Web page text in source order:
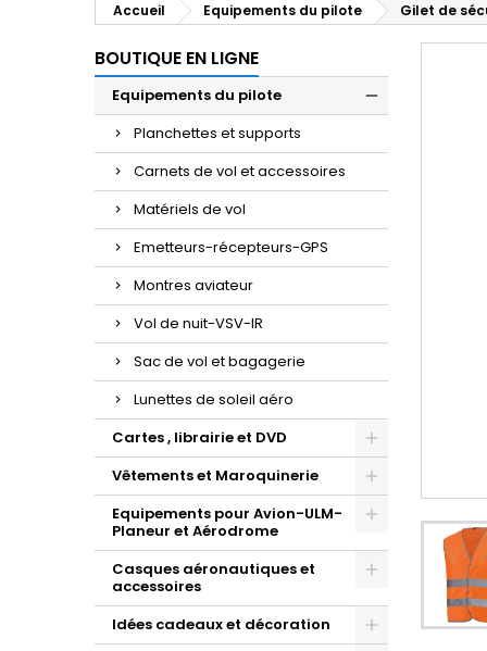
Accueil Equipements du pilote Gilet de
BOUTIQUE EN LIGNE
Equipements du pilote
Planchettes et supports
Carnets de vol et accessoires
Matériels de vol
Emetteurs-récepteurs-GPS
Montres aviateur
Vol de nuit-VSV-IR
Sac de vol et bagagerie
Lunettes de soleil aéro
Cartes , librairie et DVD
Vêtements et Maroquinerie
Equipements pour Avion-ULM-
Planeur et Aérodrome
Casques aéronautiques et
accessoires
Idées cadeaux et décoration